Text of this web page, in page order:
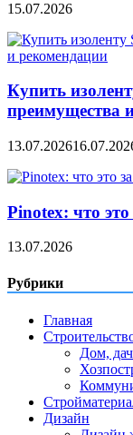
15.07.2026
Купить
преимущества
13.07.2026
Pinotex: что
13.07.2026
Рубрики
Главная
Дом,
Дизайн